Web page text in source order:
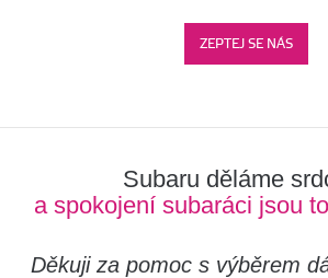
ZEPTEJ SE NÁS
Subaru děláme
a spokojení subaráci jsou
Děkuji za pomoc s výběrem